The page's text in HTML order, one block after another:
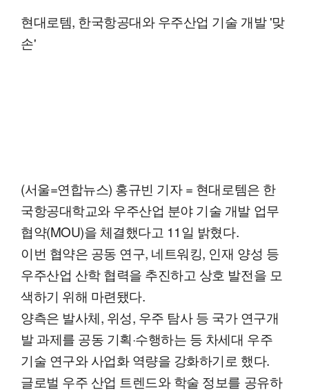
현대로템, 한국항공대와 우주산업 기술 개발 '맞
손'
(서울=연합뉴스) 홍규빈 기자 = 현대로템은 한
국항공대학교와 우주산업 분야 기술 개발 업무
협약(MOU)을 체결했다고 11일 밝혔다.
이번 협약은 공동 연구, 네트워킹, 인재 양성 등
우주산업 산학 협력을 추진하고 상호 발전을 모
색하기 위해 마련됐다.
양측은 발사체, 위성, 우주 탐사 등 국가 연구개
발 과제를 공동 기획·수행하는 등 차세대 우주
기술 연구와 사업화 역량을 강화하기로 했다.
글로벌 우주 산업 트렌드와 학술 정보를 공유하